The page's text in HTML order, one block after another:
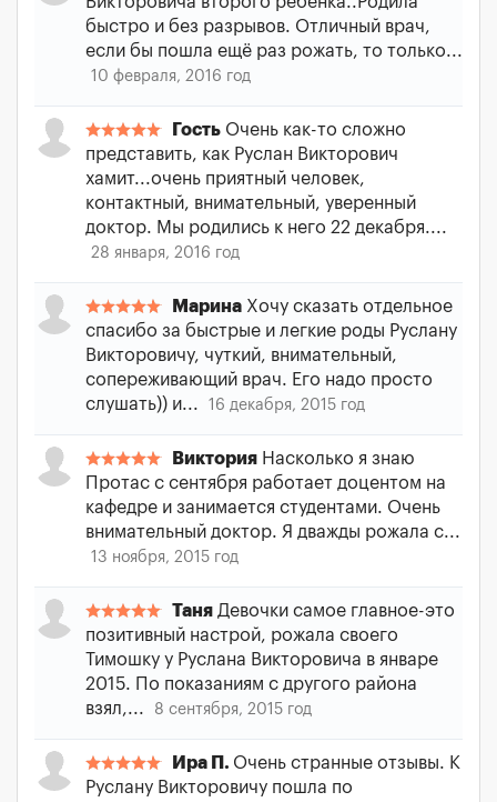
быстро и без разрывов. Отличный врач,
если бы пошла ещё раз рожать, то только...
10 февраля, 2016 год
Гость Очень как-то сложно
представить, как Руслан Викторович
хамит...очень приятный человек,
контактный, внимательный, уверенный
доктор. Мы родились к него 22 декабря....
28 января, 2016 год
Марина Хочу сказать отдельное
спасибо за быстрые и легкие роды Руслану
Викторовичу, чуткий, внимательный,
сопереживающий врач. Его надо просто
слушать)) и...
16 декабря, 2015 год
Виктория Насколько я знаю
Протас с сентября работает доцентом на
кафедре и занимается студентами. Очень
внимательный доктор. Я дважды рожала с...
13 ноября, 2015 год
Таня Девочки самое главное-это
позитивный настрой, рожала своего
Тимошку у Руслана Викторовича в январе
2015. По показаниям с другого района
взял,...
8 сентября, 2015 год
Ира П. Очень странные отзывы. К
Руслану Викторовичу пошла по